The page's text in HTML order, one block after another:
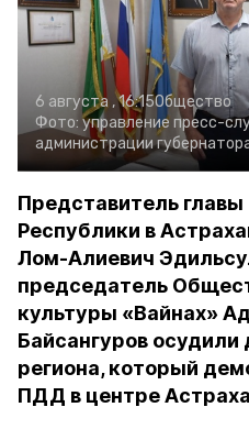
6 августа , 16:15Общество
Фото: управление пресс-
администрации
Представитель
Республики в
Лом-Алиевич
председатель
культуры «Вайнах»
Байсангуров осудили
региона, который
ПДД в центре